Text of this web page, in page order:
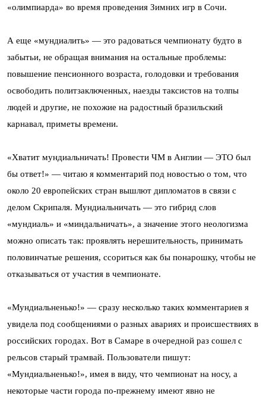
«олимпиарда» во время проведения Зимних игр в Сочи.
А еще «мундиалить» — это радоваться чемпионату будто в
забытьи, не обращая внимания на остальные проблемы:
повышение пенсионного возраста, голодовки и требования
освободить политзаключенных, наезды таксистов на толпы
людей и другие, не похожие на радостный бразильский
карнавал, приметы времени.
«Хватит мундиальничать! Провести ЧМ в Англии — ЭТО был
бы ответ!» — читаю я комментарий под новостью о том, что
около 20 европейских стран вышлют дипломатов в связи с
делом Скрипаля. Мундиальничать — это гибрид слов
«мундиаль» и «миндальничать», а значение этого неологизма
можно описать так: проявлять нерешительность, принимать
половинчатые решения, ссориться как бы понарошку, чтобы не
отказываться от участия в чемпионате.
«Мундиальненько!» — сразу несколько таких комментариев я
увидела под сообщениями о разных авариях и происшествиях в
российских городах. Вот в Самаре в очередной раз сошел с
рельсов старый трамвай. Пользователи пишут:
«Мундиальненько!», имея в виду, что чемпионат на носу, а
некоторые части города по-прежнему имеют явно не